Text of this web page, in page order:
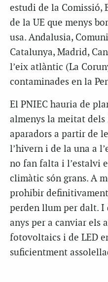
estudi de la Comissió,
de la UE que menys
usa. Andalusia,
Catalunya, Madrid,
l’eix atlàntic (La
contaminades en la
El PNIEC hauria de
almenys la meitat
aparadors a partir de
l’hivern i de la una a
no fan falta i l’estalvi
climàtic són grans. A
prohibir
perden llum per dalt. I
anys per a canviar els
fotovoltaics i de LED
suficientment